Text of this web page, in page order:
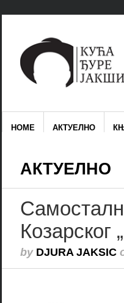
HOME АКТУЕЛНО
АКТУЕЛНО
by DJURA JAKSIC